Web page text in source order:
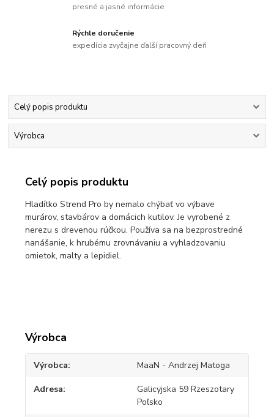
presné a jasné informácie
Rýchle doručenie
expedícia zvyčajne ďalší pracovný deň
Celý popis produktu
Výrobca
Celý popis produktu
Hladítko Strend Pro by nemalo chýbať vo výbave
murárov, stavbárov a domácich kutilov. Je vyrobené z
nerezu s drevenou rúčkou. Používa sa na bezprostredné
nanášanie, k hrubému zrovnávaniu a vyhladzovaniu
omietok, malty a lepidiel.
Výrobca
Výrobca MaaN - Andrzej Matoga
Adresa
Galicyjska 59 Rzeszotary
Poľsko